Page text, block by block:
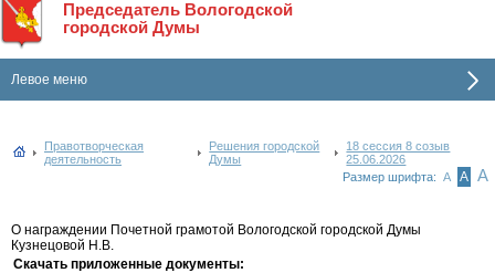
Председатель Вологодской
городской Думы
Левое меню
Правотворческая
деятельность
Решения городской
Думы
18 сессия 8 созыв
25.06.2026
Размер шрифта: А А А
О награждении Почетной грамотой Вологодской городской Думы
Кузнецовой Н.В.
Скачать приложенные документы: